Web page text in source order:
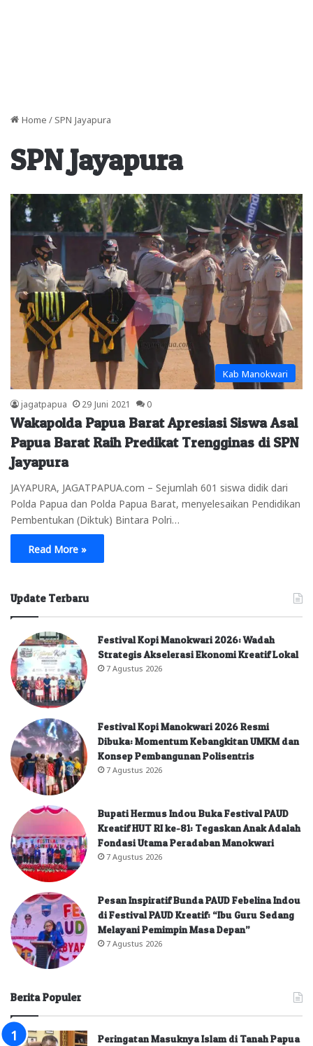
Home / SPN Jayapura
SPN Jayapura
Kab Manokwari
jagatpapua 29 Juni 2021 0
Wakapolda Papua Barat Apresiasi Siswa Asal
Papua Barat Raih Predikat Trengginas di SPN
Jayapura
JAYAPURA, JAGATPAPUA.com – Sejumlah 601 siswa didik dari
Polda Papua dan Polda Papua Barat, menyelesaikan Pendidikan
Pembentukan (Diktuk) Bintara Polri…
Read More »
Update Terbaru
Festival Kopi Manokwari 2026: Wadah
Strategis Akselerasi Ekonomi Kreatif Lokal
7 Agustus 2026
Festival Kopi Manokwari 2026 Resmi
Dibuka: Momentum Kebangkitan UMKM dan
Konsep Pembangunan Polisentris
7 Agustus 2026
Bupati Hermus Indou Buka Festival PAUD
Kreatif HUT RI ke-81: Tegaskan Anak Adalah
Fondasi Utama Peradaban Manokwari
7 Agustus 2026
Pesan Inspiratif Bunda PAUD Febelina Indou
di Festival PAUD Kreatif: “Ibu Guru Sedang
Melayani Pemimpin Masa Depan”
7 Agustus 2026
Berita Populer
Peringatan Masuknya Islam di Tanah Papua